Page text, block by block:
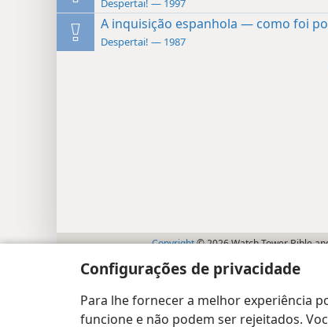
Configurações de privacidade
Para lhe fornecer a melhor experiência
funcione e não podem ser rejeitados.
Despertai! — 1997
A inquisição espanhola — como foi
Despertai! — 1987
Copyright© 2026 Watch Tower Bible